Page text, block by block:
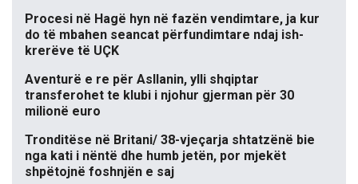
Procesi në Hagë hyn në fazën vendimtare, ja kur
do të mbahen seancat përfundimtare ndaj ish-
krerëve të UÇK
Aventurë e re për Asllanin, ylli shqiptar
transferohet te klubi i njohur gjerman për 30
milionë euro
Tronditëse në Britani/ 38-vjeçarja shtatzënë bie
nga kati i nëntë dhe humb jetën, por mjekët
shpëtojnë foshnjën e saj